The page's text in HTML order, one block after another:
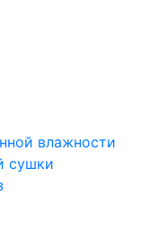
влажности
сушки